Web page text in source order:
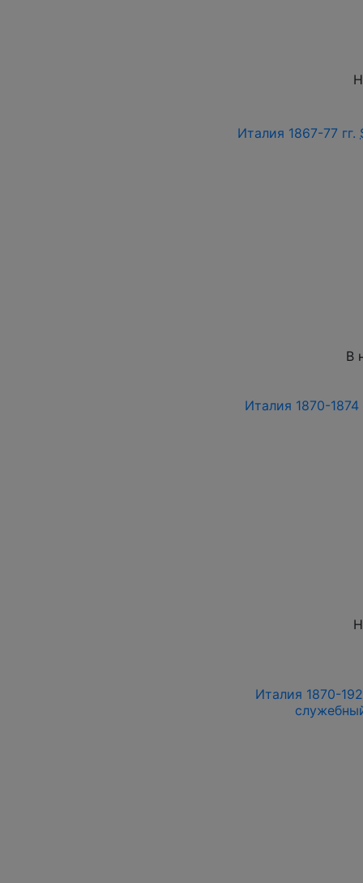
Италия 1867-77 гг.
В
Италия 1870-1874
Италия 1870-